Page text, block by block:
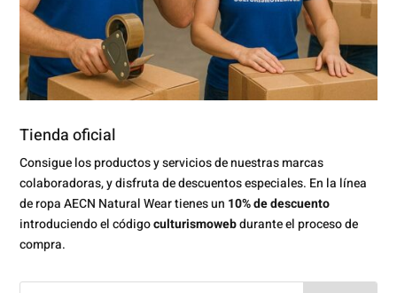
Tienda oficial
Consigue los productos y servicios de nuestras marcas
colaboradoras, y disfruta de descuentos especiales. En la línea
de ropa AECN Natural Wear tienes un 10% de descuento
introduciendo el códigoculturismowebdurante el proceso de
compra.